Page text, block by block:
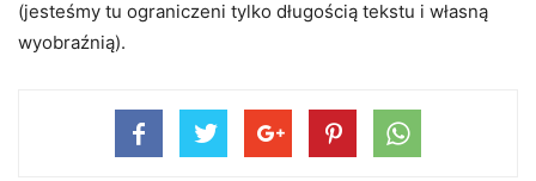
(jesteśmy tu ograniczeni tylko długością tekstu i własną
wyobraźnią).